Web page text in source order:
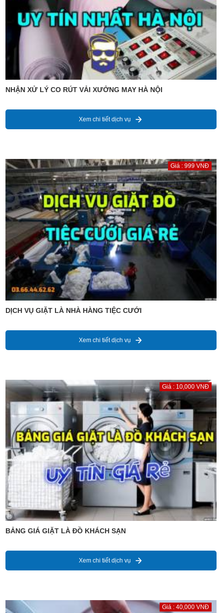
NHẬN XỬ LÝ CO RÚT VẢI XƯỞNG MAY HÀ NỘI
Xem chi tiết dịch vụ
Giá : 999 VNĐ
DỊCH VỤ GIẶT LÀ NHÀ HÀNG TIỆC CƯỚI
Xem chi tiết dịch vụ
Giá : 10,000 VNĐ
BẢNG GIÁ GIẶT LÀ ĐỒ KHÁCH SẠN
Xem chi tiết dịch vụ
Giá : 40,000 VNĐ